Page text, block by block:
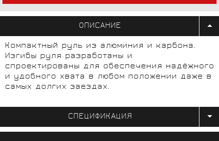
ОПИСАНИЕ
Компактный руль из алюминия и карбона.
Изгибы руля разработаны и
спроектированы для обеспечения надёжного
и удобного хвата в любом положении даже в
самых долгих заездах.
СПЕЦИФИКАЦИЯ